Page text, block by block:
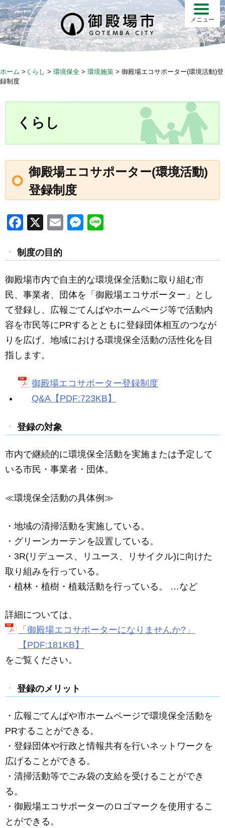
S
k
i
p
c
メニュー
ホーム > くらし > 環境保全 > 環境施策 > 御殿場エコサポーター(環境活動)登
録制度
くらし
御殿場エコサポーター(環境活動)
登録制度
F
c
e
b
o
o
k
X
E
M
n
g
er
制度の目的
御殿場市内で自主的な環境保全活動に取り組む市
民、事業者、団体を「御殿場エコサポーター」とし
て登録し、広報ごてんばやホームページ等で活動内
容を市民等にPRするとともに登録団体相互のつなが
りを広げ、地域における環境保全活動の活性化を目
指します。
御殿場エコサポーター登録制度
Q&A【PDF:723KB】
登録の対象
市内で継続的に環境保全活動を実施または予定して
いる市民・事業者・団体。
≪環境保全活動の具体例≫
・地域の清掃活動を実施している。
・グリーンカーテンを設置している。
・3R(リデュース、リユース、リサイクル)に向けた
取り組みを行っている。
・植林・植樹・植栽活動を行っている。 …など
詳細については、
「御殿場エコサポーターになりませんか?」
【PDF:181KB】
をご覧ください。
登録のメリット
・広報ごてんばや市ホームページで環境保全活動を
PRすることができる。
・登録団体や行政と情報共有を行いネットワークを
広げることができる。
・清掃活動等でごみ袋の支給を受けることができ
る。
・御殿場エコサポーターのロゴマークを使用するこ
とができる。